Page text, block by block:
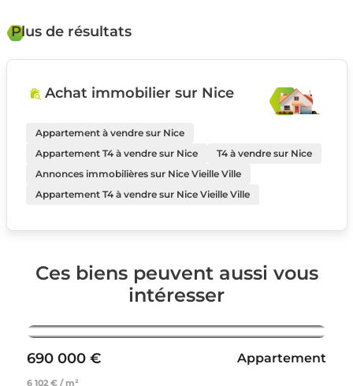
Plus de résultats
Achat immobilier sur Nice
Appartement à vendre sur Nice
Appartement T4 à vendre sur Nice
T4 à vendre sur Nice
Annonces immobilières sur Nice Vieille Ville
Appartement T4 à vendre sur Nice Vieille Ville
Ces biens peuvent aussi vous
intéresser